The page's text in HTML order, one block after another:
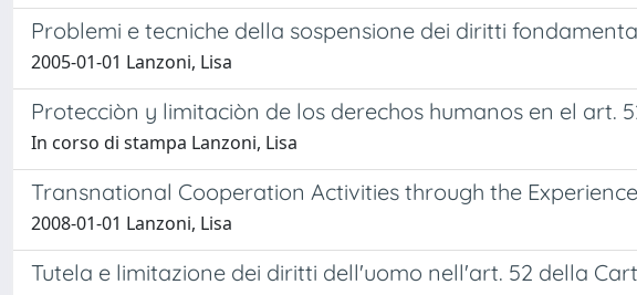
Problemi e tecniche della sospensione dei diritti
2005-01-01 Lanzoni, Lisa
Protecciòn y limitaciòn de los derechos humanos en el
In corso di stampa Lanzoni, Lisa
Transnational Cooperation Activities through the
2008-01-01 Lanzoni, Lisa
Tutela e limitazione dei diritti dell'uomo nell'art. 52 della